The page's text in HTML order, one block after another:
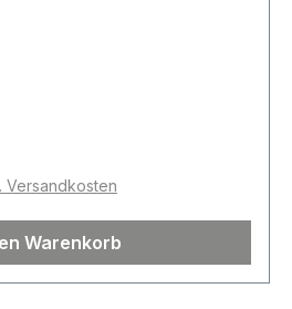
Versandkosten
Warenkorb